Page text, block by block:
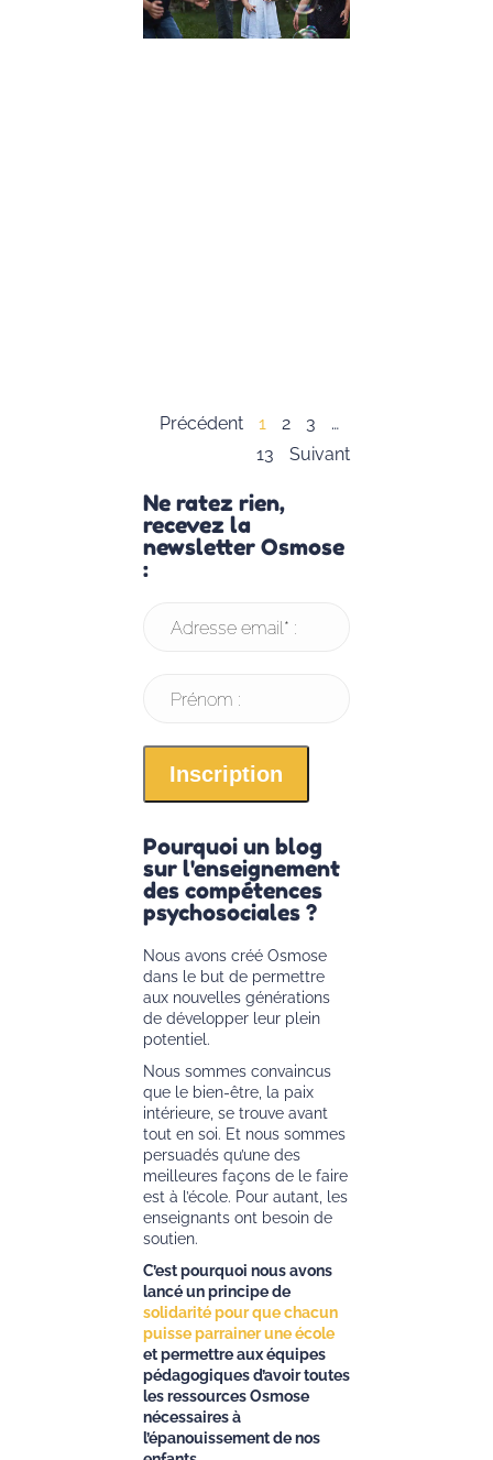
Précédent 1 2 3
…
13
Suivant
Ne ratez rien,
recevez la
newsletter Osmose
:
Adresse email* :
Prénom :
Pourquoi un blog
sur l'enseignement
des compétences
psychosociales ?
Nous avons créé Osmose
dans le but de permettre
aux nouvelles générations
de développer leur plein
potentiel.
Nous sommes convaincus
que le bien-être, la paix
intérieure, se trouve avant
tout en soi. Et nous sommes
persuadés qu’une des
meilleures façons de le faire
est à l’école. Pour autant, les
enseignants ont besoin de
soutien.
C’est pourquoi nous avons
lancé un principe de
solidarité pour que chacun
puisse parrainer une école
et permettre aux équipes
pédagogiques d’avoir toutes
les ressources Osmose
nécessaires à
l’épanouissement de nos